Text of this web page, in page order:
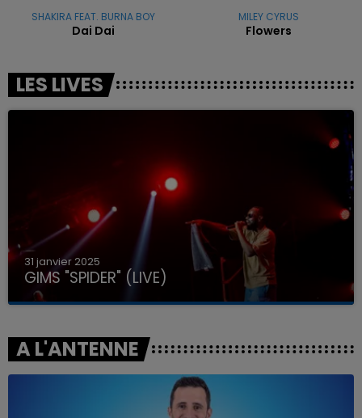
SHAKIRA FEAT. BURNA BOY
Dai Dai
MILEY CYRUS
Flowers
LES LIVES
31 janvier 2025
GIMS "SPIDER" (LIVE)
A L'ANTENNE